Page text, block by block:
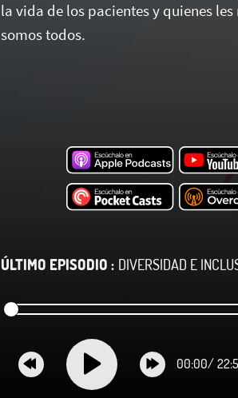
la vida de los pacientes y quienes
somos todos.
ÚLTIMO EPISODIO : DIVERSIDAD E
00:00/